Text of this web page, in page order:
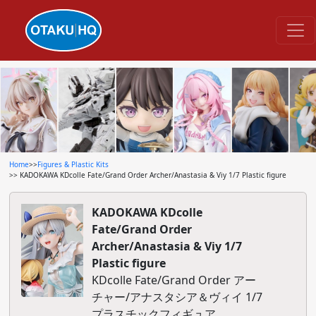
Home>>Figures & Plastic Kits
>> KADOKAWA KDcolle Fate/Grand Order Archer/Anastasia & Viy 1/7 Plastic figure
KADOKAWA KDcolle
Fate/Grand Order
Archer/Anastasia & Viy 1/7
Plastic figure
KDcolle Fate/Grand Order アー
チャー/アナスタシア＆ヴィイ 1/7